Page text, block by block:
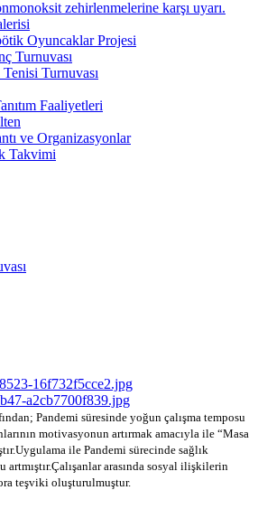
zehirlenmelerine karşı uyarı.
Oyuncaklar Projesi
Turnuvası
Turnuvası
Faaliyetleri
ve Organizasyonlar
Takvimi
Pandemi süresinde yoğun çalışma temposu
motivasyonun artırmak amacıyla ile “Masa
ile Pandemi sürecinde sağlık
artmıştır.Çalışanlar arasında sosyal ilişkilerin
teşviki oluşturulmuştur.